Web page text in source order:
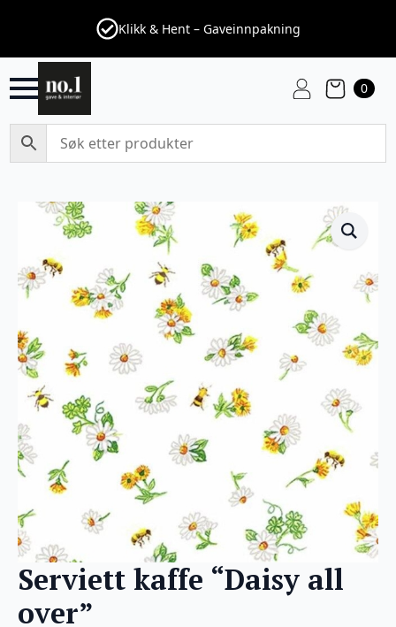
Klikk & Hent – Gaveinnpakning
0
Serviett kaffe “Daisy all
over”